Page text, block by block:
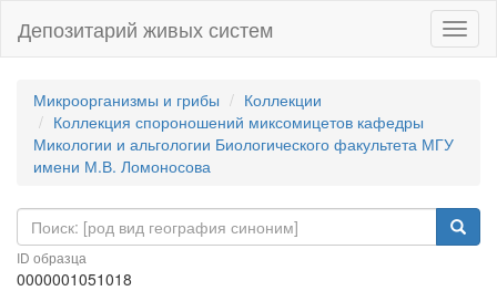
Депозитарий живых систем
Микроорганизмы и грибы
Коллекции
Коллекция спороношений миксомицетов кафедры
Микологии и альгологии Биологического факультета МГУ
имени М.В. Ломоносова
ID образца
0000001051018